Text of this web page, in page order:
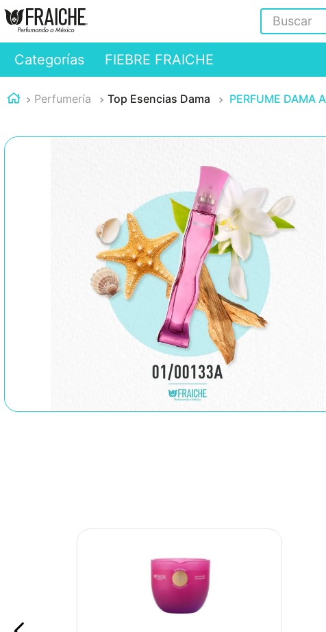
Buscar
Categorías FIEBRE FRAICHE
Perfumería Top Esencias Dama PERFUME DAMA